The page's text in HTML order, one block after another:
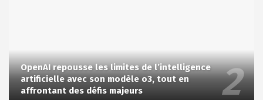
OpenAI repousse les limites de l’intelligence
artificielle avec son modèle o3, tout en
affrontant des défis majeurs